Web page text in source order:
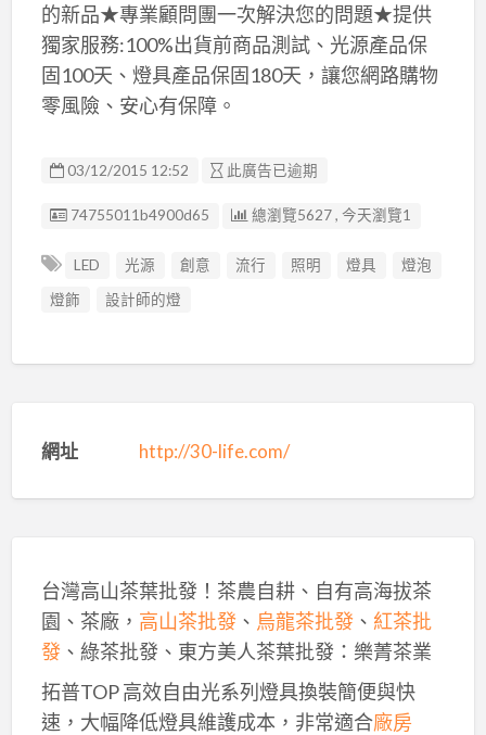
的新品★專業顧問團一次解決您的問題★提供
獨家服務:100%出貨前商品測試、光源產品保
固100天、燈具產品保固180天，讓您網路購物
零風險、安心有保障。
03/12/2015 12:52 此廣告已逾期
廣告编號
74755011b4900d65 總瀏覽5627 , 今天瀏覽1
LED 光源 創意 流行 照明 燈具
燈泡
燈飾
設計師的燈
網址 http://30-life.com/
台灣高山茶葉批發！茶農自耕、自有高海拔茶
園、茶廠， 高山茶批發、 烏龍茶批發、 紅茶批
發、綠茶批發、東方美人茶葉批發：樂菁茶業
拓普TOP 高效自由光系列燈具換裝簡便與快
速，大幅降低燈具維護成本，非常適合廠房